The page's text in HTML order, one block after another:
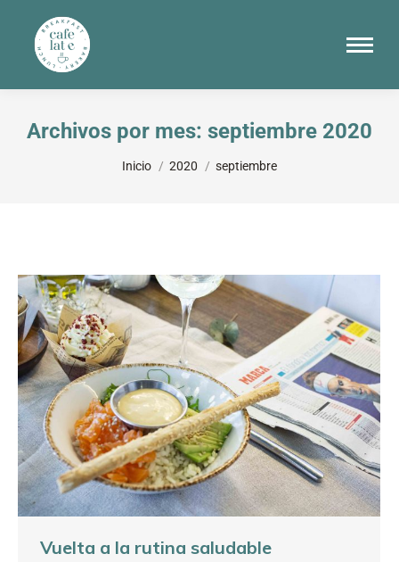
Archivos por mes: septiembre 2020
Estás aquí:
Inicio 2020 septiembre
Vuelta a la rutina saludable